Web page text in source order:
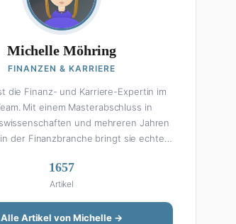
Michelle Möhring
FINANZEN & KARRIERE
die Finanz- und Karriere-Expertin im
Mit einem Masterabschluss in
und mehreren Jahren
der Finanzbranche bringt sie echtes
klingt Altersvorsorge nicht wie eine
Ihre Stärke liegt darin, komplexe
so aufzubereiten, dass sie jeder
– ohne Fachchinesisch, dafür mit
1657
Artikel
Alle Artikel von Michelle →